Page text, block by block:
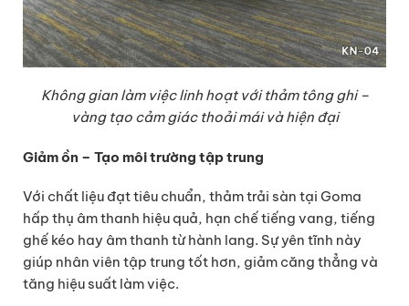
Không gian làm việc linh hoạt với thảm tông ghi –
vàng tạo cảm giác thoải mái và hiện đại
Giảm ồn – Tạo môi trường tập trung
Với chất liệu đạt tiêu chuẩn, thảm trải sàn tại Goma
hấp thụ âm thanh hiệu quả, hạn chế tiếng vang, tiếng
ghế kéo hay âm thanh từ hành lang. Sự yên tĩnh này
giúp nhân viên tập trung tốt hơn, giảm căng thẳng và
tăng hiệu suất làm việc.